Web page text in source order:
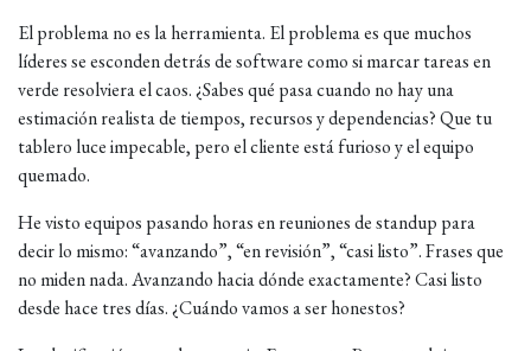
El problema no es la herramienta. El problema es que muchos
líderes se esconden detrás de software como si marcar tareas en
verde resolviera el caos. ¿Sabes qué pasa cuando no hay una
estimación realista de tiempos, recursos y dependencias? Que tu
tablero luce impecable, pero el cliente está furioso y el equipo
quemado.
He visto equipos pasando horas en reuniones de standup para
decir lo mismo: “avanzando”, “en revisión”, “casi listo”. Frases que
no miden nada. Avanzando hacia dónde exactamente? Casi listo
desde hace tres días. ¿Cuándo vamos a ser honestos?